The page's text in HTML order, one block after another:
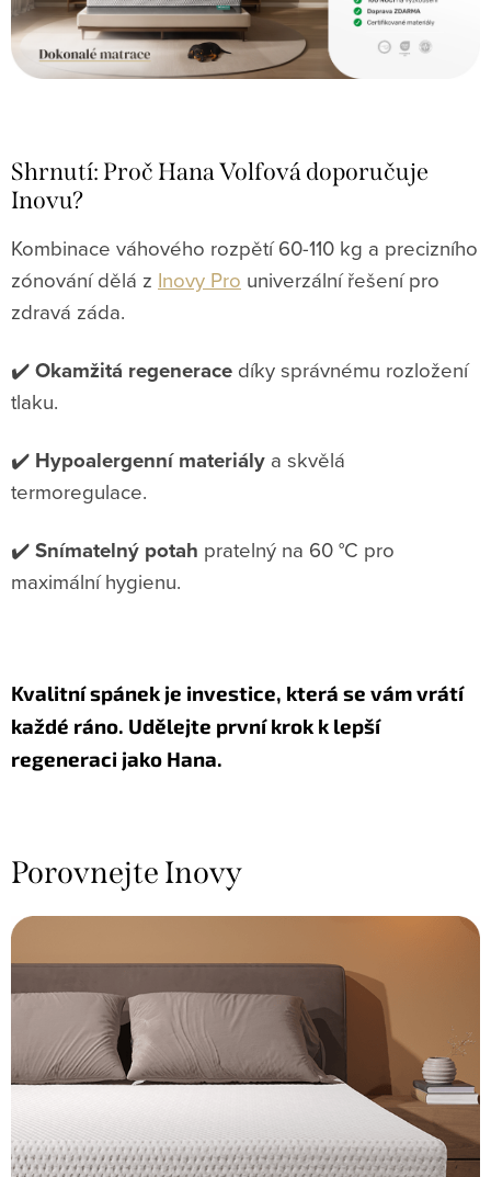
Shrnutí: Proč Hana Volfová doporučuje
Inovu?
Kombinace váhového rozpětí 60-110 kg a precizního
zónování dělá z Inovy Pro univerzální řešení pro
zdravá záda.
✔️Okamžitá regenerace díky správnému rozložení
tlaku.
✔️ Hypoalergenní materiály a skvělá
termoregulace.
✔️Snímatelný potah pratelný na 60 °C pro
maximální hygienu.
Kvalitní spánek je investice, která se vám vrátí
každé ráno. Udělejte první krok k lepší
regeneraci jako Hana.
Porovnejte Inovy